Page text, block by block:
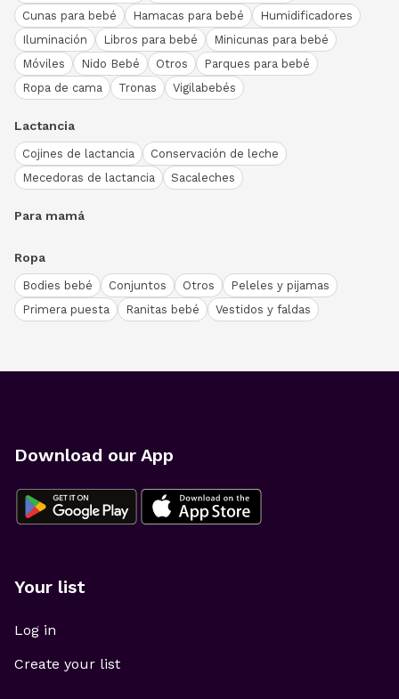
Cunas para bebé
Hamacas para bebé
Humidificadores
Iluminación
Libros para bebé
Minicunas para bebé
Móviles
Nido Bebé Otros
Parques para bebé
Ropa de cama
Tronas Vigilabebés
Lactancia
Cojines de lactancia
Conservación de leche
Mecedoras de lactancia
Sacaleches
Para mamá
Ropa
Bodies bebé Conjuntos Otros
Peleles y pijamas
Primera puesta
Ranitas bebé Vestidos y faldas
Download our App
Your list
Log in
Create your list